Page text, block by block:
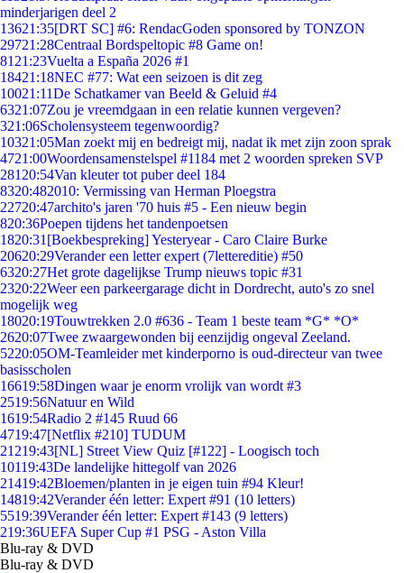
minderjarigen deel 2
13621:35[DRT SC] #6: RendacGoden sponsored by TONZON
29721:28Centraal Bordspeltopic #8 Game on!
81 21:23Vuelta a España 2026 #1
18421:18NEC #77: Wat een seizoen is dit zeg
10021:11De Schatkamer van Beeld & Geluid #4
6321:07Zou je vreemdgaan in een relatie kunnen vergeven?
321:06Scholensysteem tegenwoordig?
10321:05Man zoekt mij en bedreigt mij, nadat ik met zijn zoon sprak
4721:00Woordensamenstelspel #1184 met 2 woorden spreken SVP
281 20:54Van kleuter tot puber deel 184
8320:482010: Vermissing van Herman Ploegstra
22720:47archito's jaren '70 huis #5 - Een nieuw begin
820:36Poepen tijdens het tandenpoetsen
1820:31 [Boekbespreking] Yesteryear - Caro Claire Burke
20620:29Verander een letter expert (7lettereditie) #50
6320:27Het grote dagelijkse Trump nieuws topic #31
2320:22Weer een parkeergarage dicht in Dordrecht, auto's zo snel
mogelijk weg
18020:19Touwtrekken 2.0 #636 - Team 1 beste team *G* *O*
2620:07Twee zwaargewonden bij eenzijdig ongeval Zeeland.
5220:05OM-Teamleider met kinderporno is oud-directeur van twee
basisscholen
16619:58Dingen waar je enorm vrolijk van wordt #3
2519:56Natuur en Wild
1619:54Radio 2 #145 Ruud 66
4719:47[Netflix #210] TUDUM
21219:43[NL] Street View Quiz [#122] - Loogisch toch
10119:43De landelijke hittegolf van 2026
21419:42Bloemen/planten in je eigen tuin #94 Kleur!
14819:42Verander één letter: Expert #91 (10 letters)
5519:39Verander één letter: Expert #143 (9 letters)
219:36UEFA Super Cup #1 PSG - Aston Villa
Blu-ray & DVD
Blu-ray & DVD